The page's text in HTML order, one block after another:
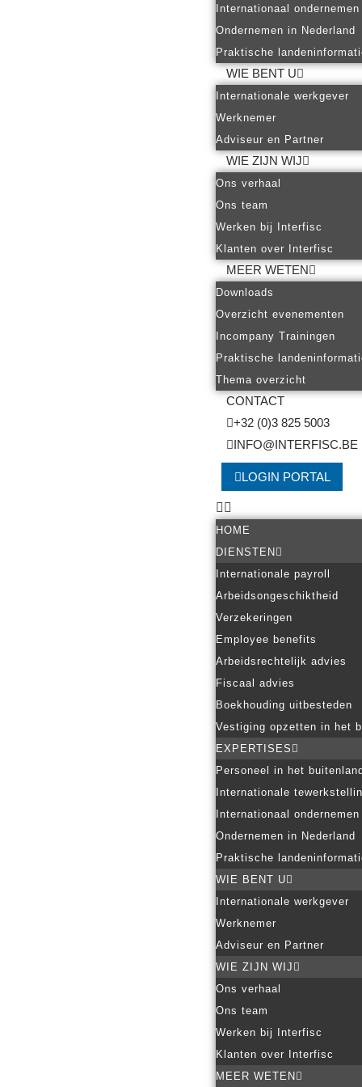
Internationaal ondernemen
Ondernemen in Nederland
Praktische
WIE BENT U
Internationale werkgever
Werknemer
Adviseur en Partner
WIE ZIJN WIJ
Ons verhaal
Ons team
Werken bij Interfisc
Klanten over Interfisc
MEER WETEN
Downloads
Overzicht evenementen
Incompany Trainingen
Praktische
Thema overzicht
CONTACT
+32 (0)3 825 5003
INFO@INTERFISC.BE
LOGIN PORTAL
HOME
DIENSTEN
Internationale payroll
Arbeidsongeschiktheid
Verzekeringen
Employee benefits
Arbeidsrechtelijk advies
Fiscaal advies
Boekhouding uitbesteden
Vestiging opzetten in het
EXPERTISES
Personeel in het buitenland
Internationale
Internationaal ondernemen
Ondernemen in Nederland
Praktische
WIE BENT U
Internationale werkgever
Werknemer
Adviseur en Partner
WIE ZIJN WIJ
Ons verhaal
Ons team
Werken bij Interfisc
Klanten over Interfisc
MEER WETEN